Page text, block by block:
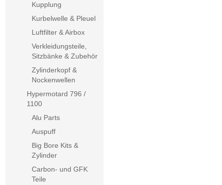
Kupplung
Kurbelwelle & Pleuel
Luftfilter & Airbox
Verkleidungsteile,
Sitzbänke & Zubehör
Zylinderkopf &
Nockenwellen
Hypermotard 796 /
1100
Alu Parts
Auspuff
Big Bore Kits &
Zylinder
Carbon- und GFK
Teile